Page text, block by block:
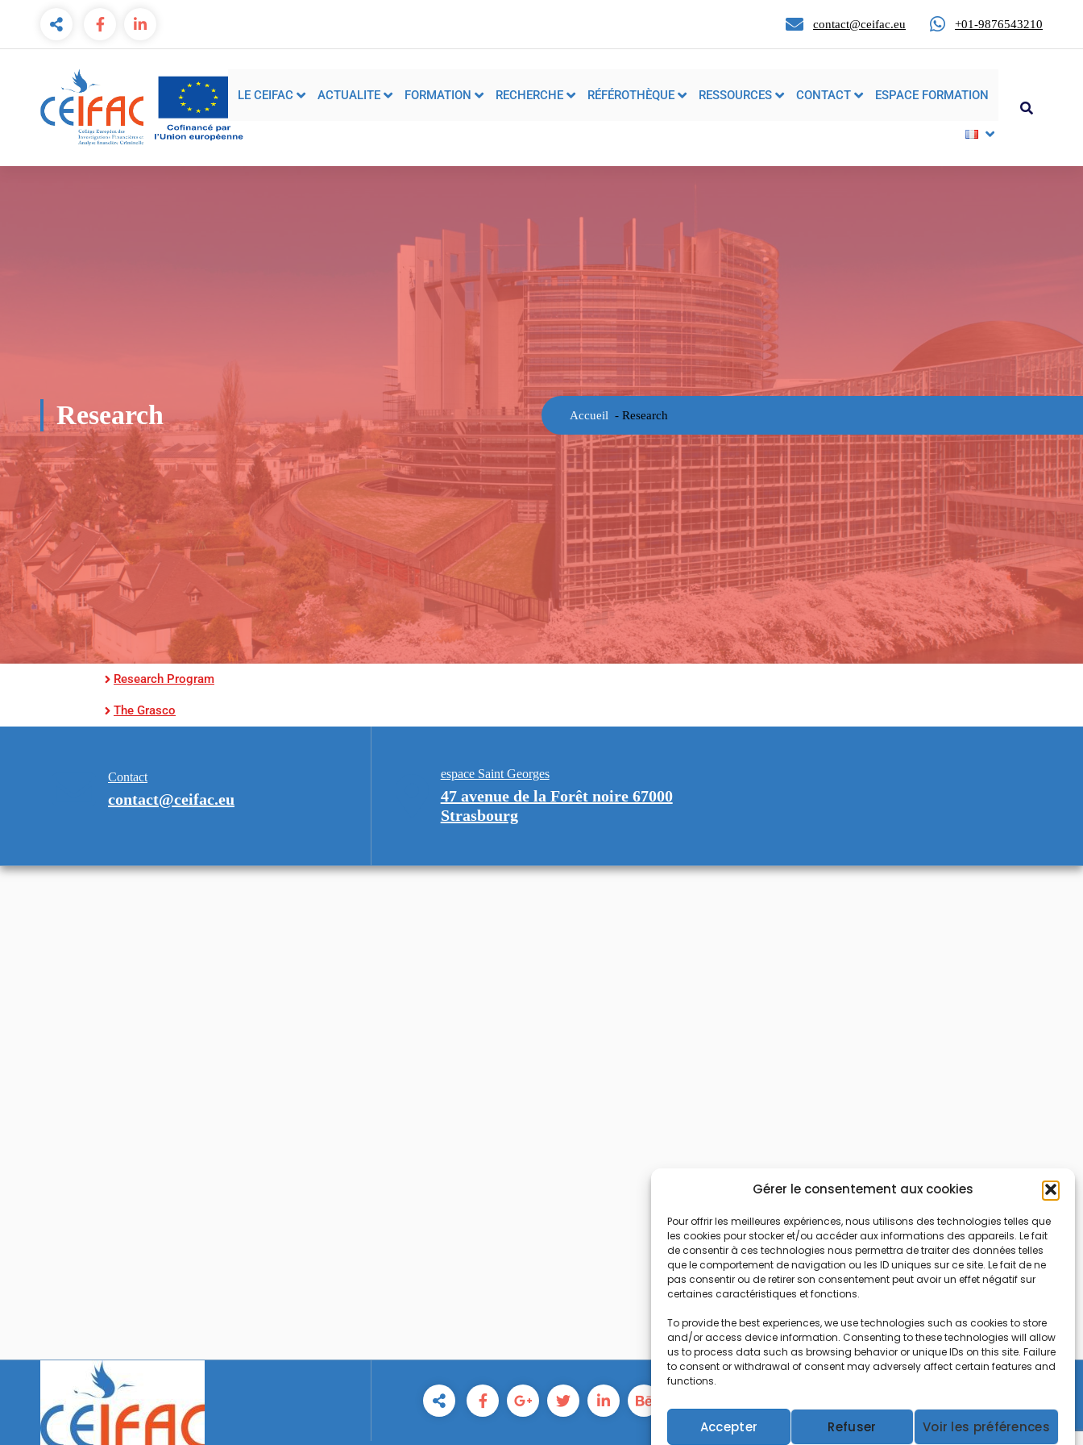
Gérer le consentement aux cookies
Pour offrir les meilleures expériences, nous utilisons des technologies telles que
les cookies pour stocker et/ou accéder aux informations des appareils. Le fait
de consentir à ces technologies nous permettra de traiter des données telles
que le comportement de navigation ou les ID uniques sur ce site. Le fait de ne
pas consentir ou de retirer son consentement peut avoir un effet négatif sur
certaines caractéristiques et fonctions.
To provide the best experiences, we use technologies such as cookies to store
and/or access device information. Consenting to these technologies will allow
us to process data such as browsing behavior or unique IDs on this site. Failure
to consent or withdrawal of consent may adversely affect certain features and
functions.
Accepter Refuser Voir les préférences
contact@ceifac.eu +01-9876543210
LE CEIFAC ACTUALITE FORMATION RECHERCHE RÉFÉROTHÈQUE RESSOURCES CONTACT ESPACE FORMATION
Research Accueil - Research
Research Program
The Grasco
Contact
contact@ceifac.eu
espace Saint Georges
47 avenue de la Forêt noire 67000
Strasbourg